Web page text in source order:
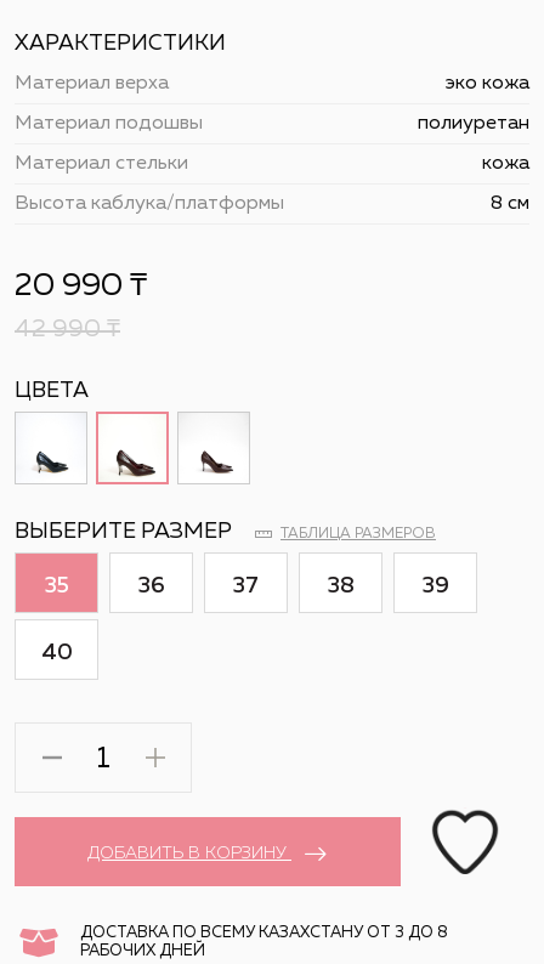
ХАРАКТЕРИСТИКИ
Материал верха эко кожа
Материал подошвы полиуретан
Материал стельки кожа
Высота каблука/платформы 8 см
20 990 ₸
42 990₸
ЦВЕТА
ВЫБЕРИТЕ РАЗМЕР ТАБЛИЦА РАЗМЕРОВ
35 36 37 38 39
40
ДОБАВИТЬ В КОРЗИНУ
ДОСТАВКА ПО ВСЕМУ КАЗАХСТАНУ ОТ 3 ДО 8
РАБОЧИХ ДНЕЙ